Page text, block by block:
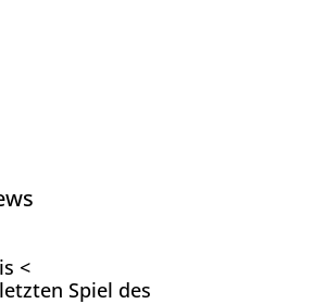
<
Spiel des